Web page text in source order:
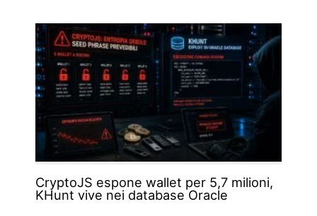
CryptoJS espone wallet per 5,7 milioni,
KHunt vive nei database Oracle